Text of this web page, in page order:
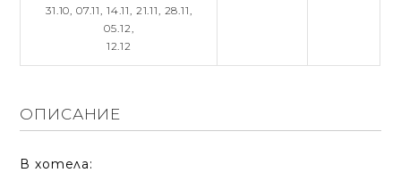
31.10, 07.11, 14.11, 21.11, 28.11,
05.12,
12.12
ОПИСАНИЕ
В хотела: